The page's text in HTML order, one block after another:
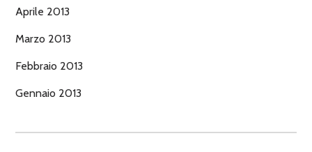
Aprile 2013
Marzo 2013
Febbraio 2013
Gennaio 2013